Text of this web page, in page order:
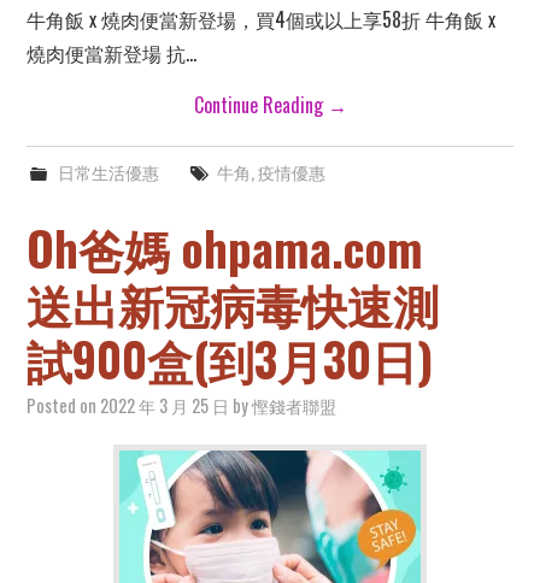
牛角飯 x 燒肉便當新登場，買4個或以上享58折 牛角飯 x
燒肉便當新登場 抗…
Continue Reading →
日常生活優惠 牛角 疫情優惠
Oh爸媽 ohpama.com
送出新冠病毒快速測
試900盒(到3月30日)
Posted on 2022 年 3 月 25 日 by慳錢者聯盟